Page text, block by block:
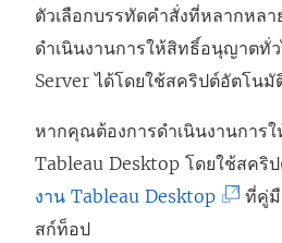
ตัวเลือกบรรทัดคำสั่งที่หลากหล
ดำเนินงานการให้สิทธิ์อนุญาตทั่
Server ได้โดยใช้สคริปต์อัตโนมั
หากคุณต้องการดำเนินงานการ
Tableau Desktop โดยใช้สคริ
งาน Tableau Desktop(
ที่คู่มื
สก์ท็อป